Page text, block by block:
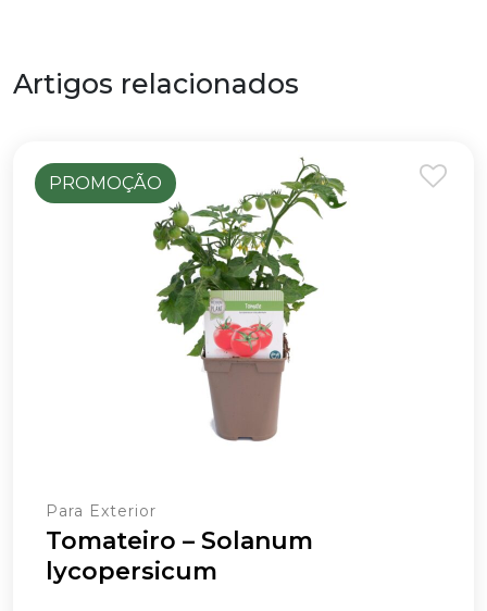
Artigos relacionados
PROMOÇÃO
Para Exterior
Tomateiro – Solanum
lycopersicum